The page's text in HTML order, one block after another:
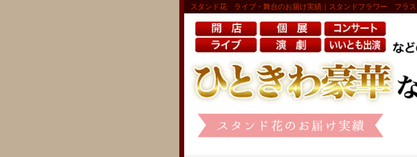
スタンド花 ライブ・舞台のお届け実績｜スタンドフラワー フラス